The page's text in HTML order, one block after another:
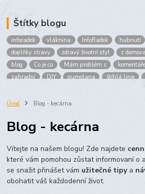
Štítky blogu
inforadek vláknina InfoRadek hubnutí
doplňky stravy
zdravý životní styl z domova
blog
Co je co Mám problém s komentáře
zahradní
DIY gumolana štíhlá linie
Prokloub
Vláknina
maltodextrin
škrob skrob
Úvod Blog - kecárna
Blog - kecárna
Vítejte na našem blogu! Zde najdete
které vám pomohou zůstat informovaní o
se snažit přinášet vám užitečné tipya
obohatit váš každodenní život.